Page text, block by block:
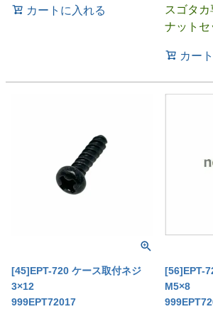
カートに入れる
スゴタカ
ナットセ
カー
[45]EPT-720 ケース取付ネジ
3×12
999EPT72017
[56]EPT-
M5×8